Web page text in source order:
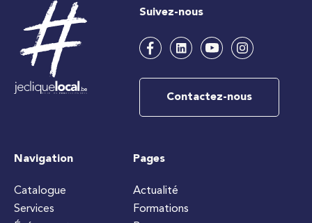
Suivez-nous
Contactez-nous
Navigation
Catalogue
Services
Pages
Actualité
Formations